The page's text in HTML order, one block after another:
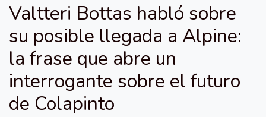
Valtteri Bottas habló sobre
su posible llegada a Alpine:
la frase que abre un
interrogante sobre el futuro
de Colapinto